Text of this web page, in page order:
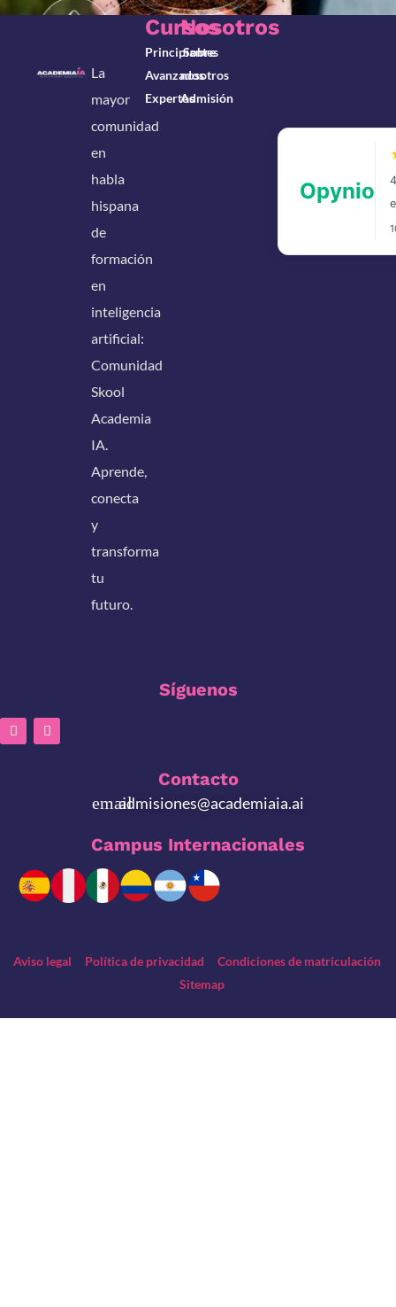
Curso de introducción a la agricultura de
precisión con IA
La
mayor
comunidad
en
habla
hispana
de
formación
en
inteligencia
artificial:
Comunidad
Skool
Academia
IA.
Aprende,
conecta
y
transforma
tu
futuro.
Cursos
Principiantes
Avanzados
Expertos
Nosotros
Sobre
nosotros
Admisión
Síguenos
Contacto
admisiones@academiaia.ai
Campus Internacionales
Aviso legal Política de privacidad
Condiciones de matriculación
Sitemap